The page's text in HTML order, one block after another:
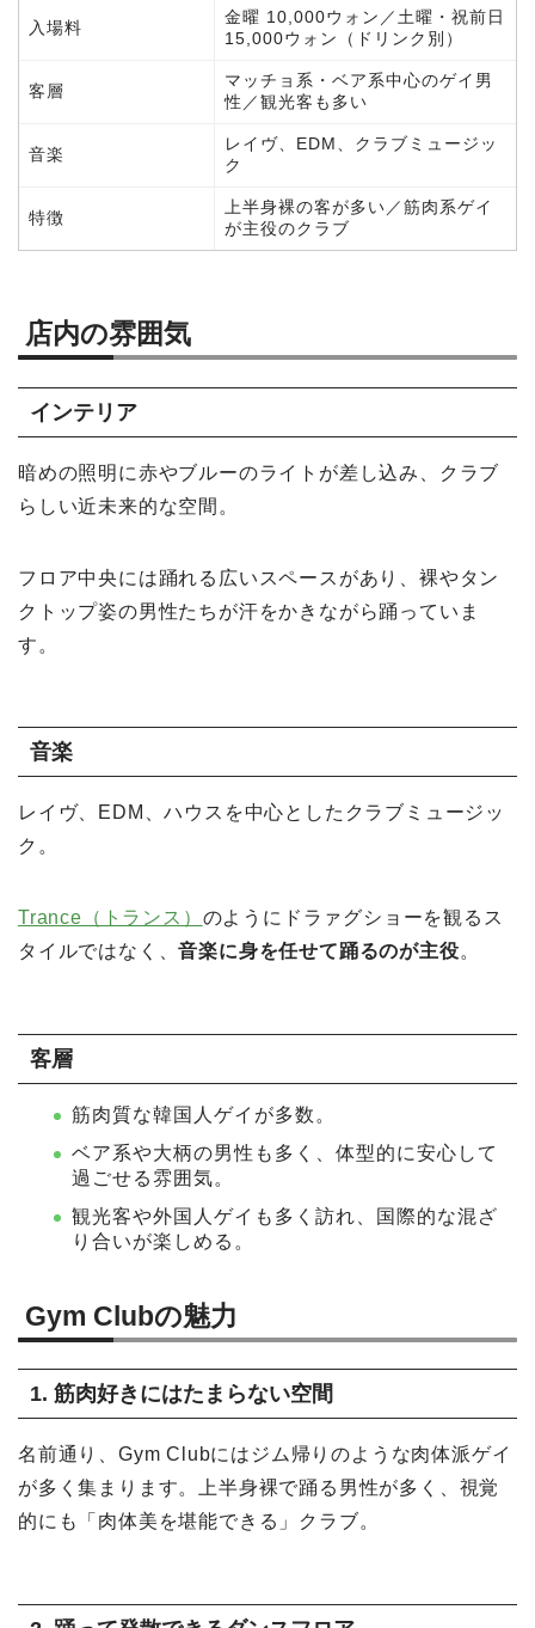
入場料
金曜 10,000ウォン／土曜・祝前日
15,000ウォン（ドリンク別）
客層
マッチョ系・ベア系中心のゲイ男
性／観光客も多い
音楽
レイヴ、EDM、クラブミュージッ
ク
特徴
上半身裸の客が多い／筋肉系ゲイ
が主役のクラブ
店内の雰囲気
インテリア
暗めの照明に赤やブルーのライトが差し込み、クラブ
らしい近未来的な空間。
フロア中央には踊れる広いスペースがあり、裸やタン
クトップ姿の男性たちが汗をかきながら踊っていま
す。
音楽
レイヴ、EDM、ハウスを中心としたクラブミュージッ
ク。
Trance（トランス） のようにドラァグショーを観るス
タイルではなく、音楽に身を任せて踊るのが主役。
客層
筋肉質な韓国人ゲイが多数。
ベア系や大柄の男性も多く、体型的に安心して
過ごせる雰囲気。
観光客や外国人ゲイも多く訪れ、国際的な混ざ
り合いが楽しめる。
Gym Clubの魅力
1. 筋肉好きにはたまらない空間
名前通り、Gym Clubにはジム帰りのような肉体派ゲイ
が多く集まります。上半身裸で踊る男性が多く、視覚
的にも「肉体美を堪能できる」クラブ。